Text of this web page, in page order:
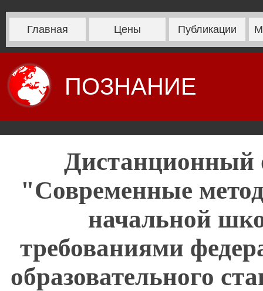
Главная Цены Публикации
ПОЗНАНИЕ
"Современные
начальной
требованиями
образовательного